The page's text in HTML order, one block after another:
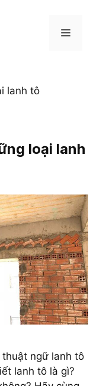
MENU
lanh tô
loại lanh
ngữ lanh tô
lanh tô là gì?